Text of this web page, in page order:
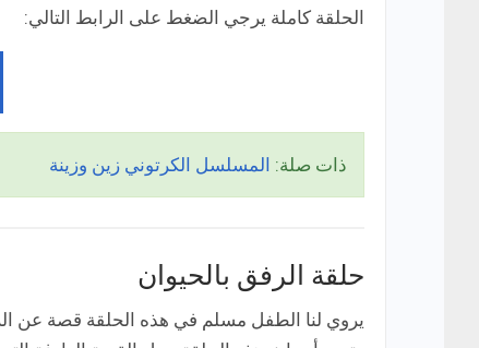
الحلقة كاملة يرجي الضغط على الرابط التالي:
ذات صلة: المسلسل الكرتوني زين وزينة
حلقة الرفق بالحيوان
يروي لنا الطفل مسلم في هذه الحلقة قصة عن